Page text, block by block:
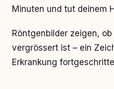
Minuten und tut deinem
Röntgenbilder zeigen,
vergrössert ist – ein
Erkrankung